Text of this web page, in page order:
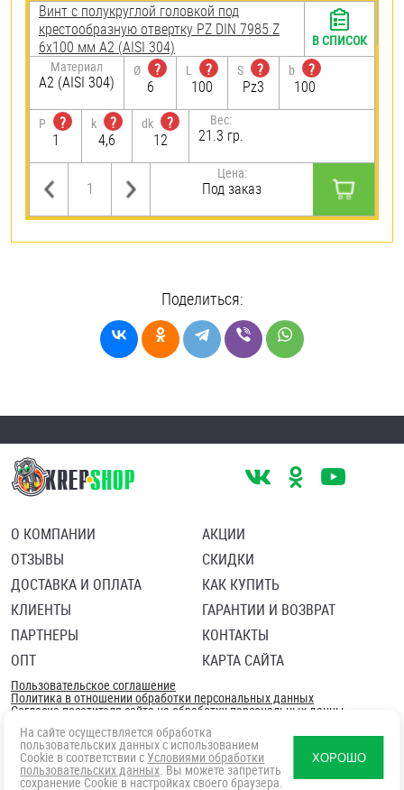
Винт с полукруглой головкой под
крестообразную отвертку PZ DIN 7985 Z
6х100 мм А2 (AISI 304)
Материал
А2 (AISI 304)
Ø
?
6
L
?
100
S
?
Pz3
b
?
100
P
?
1
k
?
4,6
dk
?
12
Вес:
21.3 гр.
Цена:
Под заказ
В СПИСОК
Поделиться:
О КОМПАНИИ
ОТЗЫВЫ
ДОСТАВКА И ОПЛАТА
КЛИЕНТЫ
ПАРТНЕРЫ
ОПТ
АКЦИИ
СКИДКИ
КАК КУПИТЬ
ГАРАНТИИ И ВОЗВРАТ
КОНТАКТЫ
КАРТА САЙТА
Пользовательское соглашение
Политика в отношении обработки персональных данных
Согласие посетителя сайта на обработку персональных данны
На сайте осуществляется обработка
пользовательских данных с использованием
Cookie в соответствии с Условиями обработки
пользовательских данных. Вы можете запретить
сохранение Cookie в настройках своего браузера.
ХОРОШО